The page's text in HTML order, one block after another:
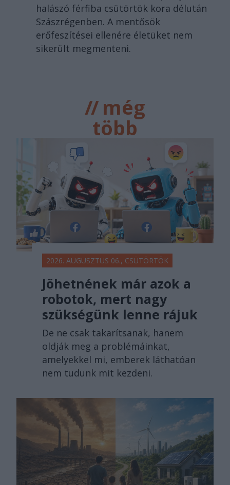
halászó férfiba csütörtök kora délután
Szászrégenben. A mentősök
erőfeszítései ellenére életüket nem
sikerült megmenteni.
//még
több
főtér.ro
2026. AUGUSZTUS 06., CSÜTÖRTÖK
Jöhetnének már azok a
robotok, mert nagy
szükségünk lenne rájuk
De ne csak takarítsanak, hanem
oldják meg a problémáinkat,
amelyekkel mi, emberek láthatóan
nem tudunk mit kezdeni.